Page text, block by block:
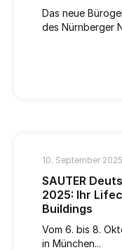
Das neue
des Nürnberger
10. September 2025
SAUTER
2025: Ihr
Buildings
Vom 6. bis 8.
in München...